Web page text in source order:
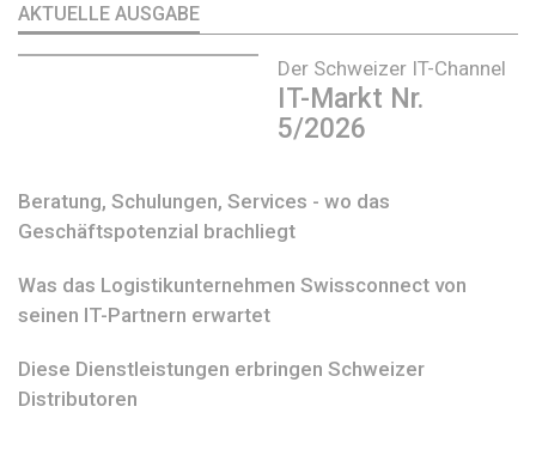
AKTUELLE AUSGABE
Der Schweizer IT-Channel
IT-Markt Nr.
5/2026
Beratung, Schulungen, Services - wo das
Geschäftspotenzial brachliegt
Was das Logistikunternehmen Swissconnect von
seinen IT-Partnern erwartet
Diese Dienstleistungen erbringen Schweizer
Distributoren